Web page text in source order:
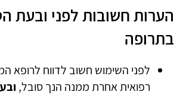
הערות חשובות לפני ובעת
בתרופה
לפני השימוש חשוב לדווח לרופא
רפואית אחרת ממנה הנך סובל,